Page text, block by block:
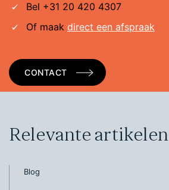
Bel +31 20 420 4307
Of maak direct een afspraak
CONTACT
Relevante artikelen
Blog